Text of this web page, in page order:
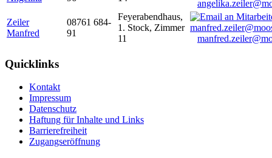
Zeiler
Manfred
08761 684-
91
Feyerabendhaus,
1. Stock, Zimmer
11
Quicklinks
Kontakt
Impressum
Datenschutz
Haftung für Inhalte und Links
Barrierefreiheit
Zugangseröffnung